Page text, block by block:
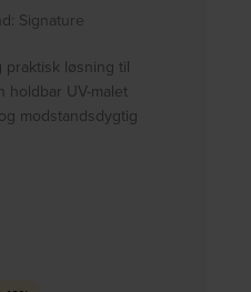
Signature
praktisk løsning til
holdbar UV-malet
modstandsdygtig